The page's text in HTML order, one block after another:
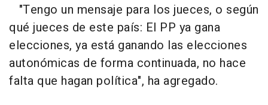
"Tengo un mensaje para los jueces, o según
qué jueces de este país: El PP ya gana
elecciones, ya está ganando las elecciones
autonómicas de forma continuada, no hace
falta que hagan política", ha agregado.